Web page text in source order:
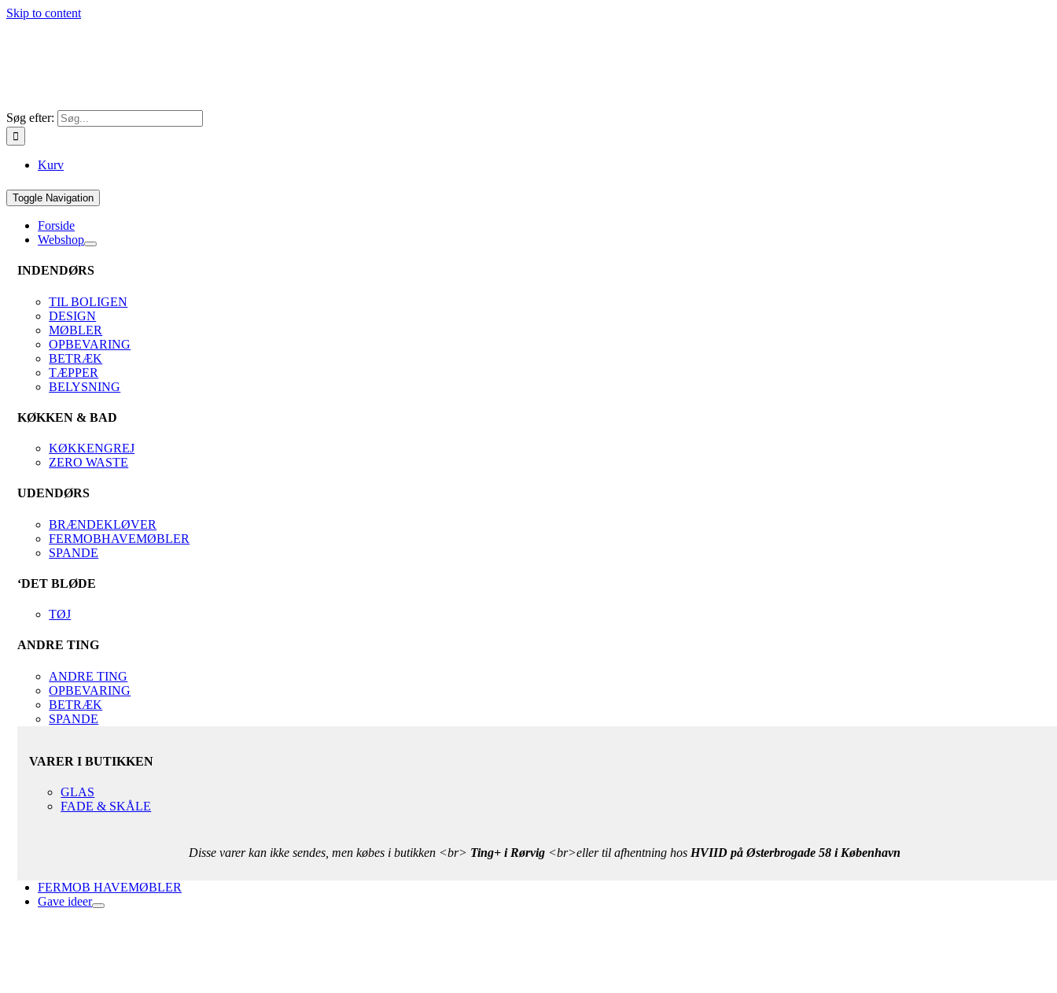
Skip to content
Søg efter:
Kurv
Toggle Navigation
Forside
Webshop
INDENDØRS
TIL BOLIGEN
DESIGN
MØBLER
OPBEVARING
BETRÆK
TÆPPER
BELYSNING
KØKKEN & BAD
KØKKENGREJ
ZERO WASTE
UDENDØRS
BRÆNDEKLØVER
FERMOBHAVEMØBLER
SPANDE
‘DET BLØDE
TØJ
ANDRE TING
ANDRE TING
OPBEVARING
BETRÆK
SPANDE
VARER I BUTIKKEN
GLAS
FADE & SKÅLE
Disse varer kan ikke sendes, men købes i butikken <br> Ting+ i Rørvig<br>eller til afhentning hos HVIID på Østerbrogade 58 i København
FERMOB HAVEMØBLER
Gave ideer